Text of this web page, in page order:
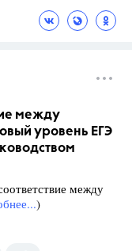
между
уровень ЕГЭ
между
)